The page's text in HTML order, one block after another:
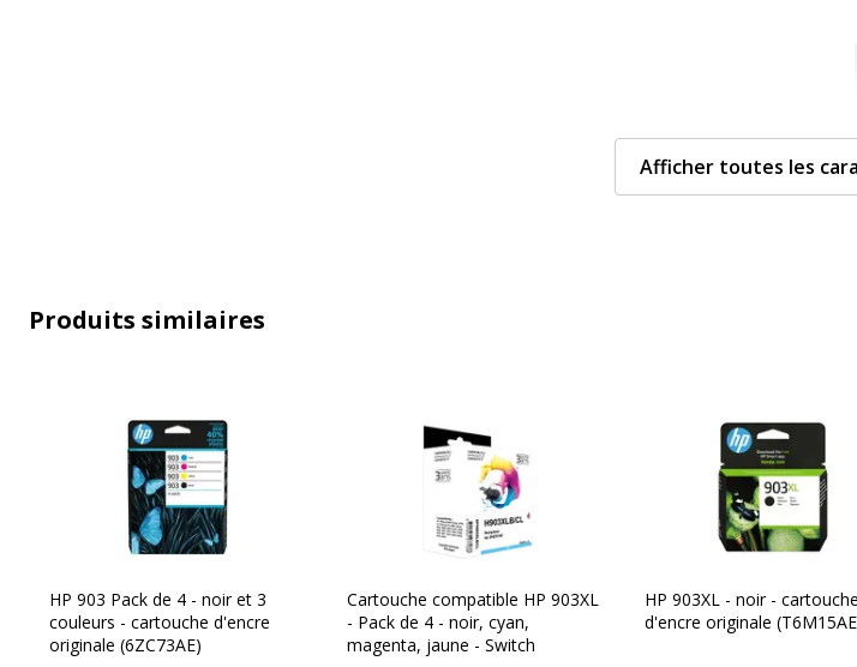
Caractéristiques générales
Caractéristiques générales
Catégorie d'accessoire Consommables d'impression
Afficher toutes les
Produits similaires
HP 903 Pack de 4 - noir et 3
couleurs - cartouche d'encre
originale (6ZC73AE)
Cartouche compatible HP 903XL
- Pack de 4 - noir, cyan,
magenta, jaune - Switch
HP 903XL - noir - cartouche
d'encre originale